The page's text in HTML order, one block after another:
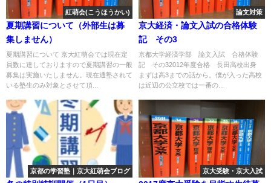
紅萌会(こうほうかい)
夏期講習について（外部生は募
集しません）
夏期講習について 京大紅萌会では現在定
員数に達しておりますので夏期講習の一般
募集は実施いたしません。現在通塾されて
いる塾生のみ対象とさせて頂...
論文対策
京大経済・論文入試の合格体験
記 その3
京都大学経済学部 論文入試 合格体験
記 その32012年度合格 長田高校出身
まずは高3までの話から。僕が入った高校
は近辺の公立校では一番の...
京都の学習塾｜京大紅萌会ブログ 京大受験・京大入試